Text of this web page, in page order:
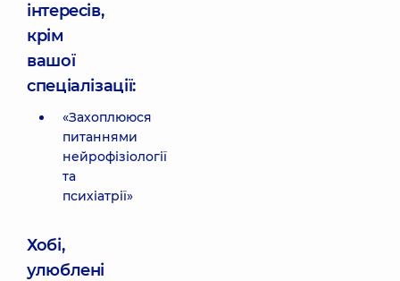
інтересів,
крім
вашої
спеціалізації:
«Захоплююся
питаннями
нейрофізіології
та
психіатрії»
Хобі,
улюблені